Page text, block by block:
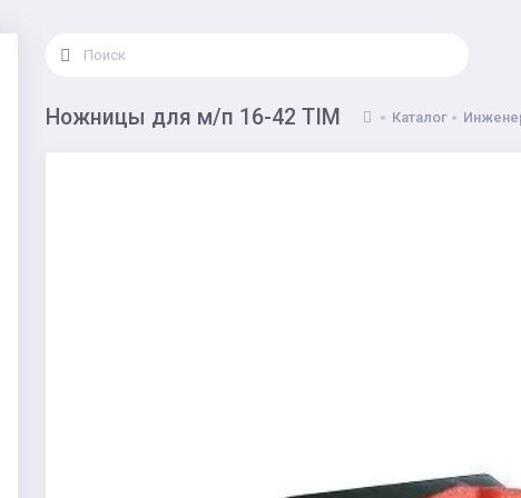
Ножницы для м/п 16-42 TIM Каталог